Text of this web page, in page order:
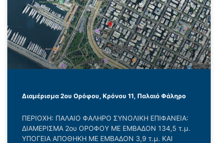
Διαμέρισμα 2ου Ορόφου, Κρόνου 11, Παλαιό Φάληρο
ΠΕΡΙΟΧΗ: ΠΑΛΑΙΟ ΦΑΛΗΡΟ ΣΥΝΟΛΙΚΗ ΕΠΙΦΑΝΕΙΑ:
ΔΙΑΜΕΡΙΣΜΑ 2ου ΟΡΟΦΟΥ ΜΕ ΕΜΒΑΔΟΝ 134,5 τ.μ.
ΥΠΟΓΕΙΑ ΑΠΟΘΗΚΗ ΜΕ ΕΜΒΑΔΟΝ 3,9 τ.μ. ΚΑΙ